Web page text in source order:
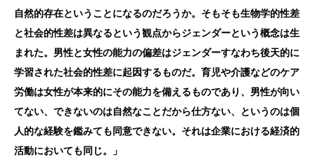
自然的存在ということになるのだろうか。そもそも生物学的性差
と社会的性差は異なるという観点からジェンダーという概念は生
まれた。男性と女性の能力の偏差はジェンダーすなわち後天的に
学習された社会的性差に起因するものだ。育児や介護などのケア
労働は女性が本来的にその能力を備えるものであり、男性が向い
てない、できないのは自然なことだから仕方ない、というのは個
人的な経験を鑑みても同意できない。それは企業における経済的
活動においても同じ。」